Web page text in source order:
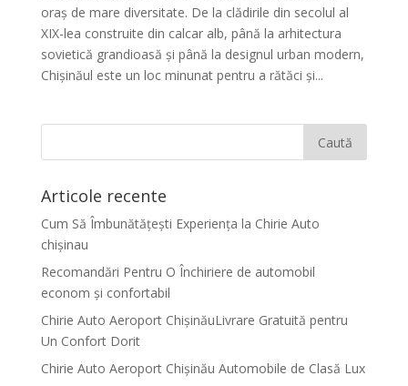
oraș de mare diversitate. De la clădirile din secolul al
XIX-lea construite din calcar alb, până la arhitectura
sovietică grandioasă și până la designul urban modern,
Chișinăul este un loc minunat pentru a rătăci și...
Articole recente
Cum Să Îmbunătățești Experiența la Chirie Auto
chişinau
Recomandări Pentru O Închiriere de automobil
econom și confortabil
Chirie Auto Aeroport ChișinăuLivrare Gratuită pentru
Un Confort Dorit
Chirie Auto Aeroport Chișinău Automobile de Clasă Lux